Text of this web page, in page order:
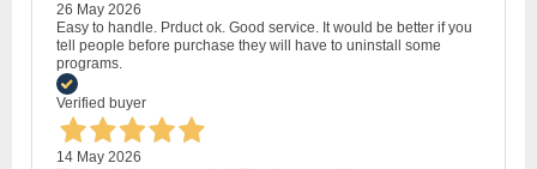
26 May 2026
Easy to handle. Prduct ok. Good service. It would be better if you
tell people before purchase they will have to uninstall some
programs.
Verified buyer
14 May 2026